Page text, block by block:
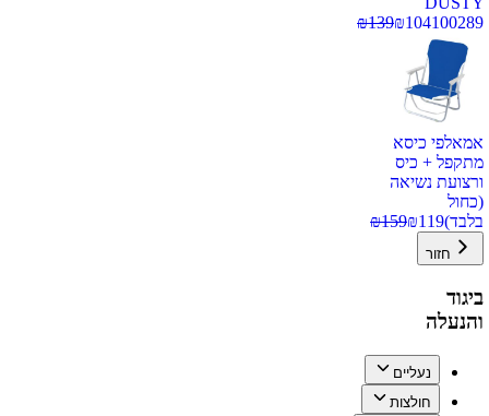
100289
₪104
₪139
אמאלפי כיסא
מתקפל + כיס
ורצועת נשיאה
(כחול
בלבד)
₪119
₪159
חזור
ביגוד
והנעלה
נעליים
חולצות